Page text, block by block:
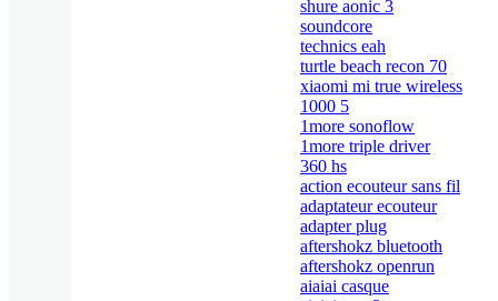
shure aonic 3
soundcore
technics eah
turtle beach recon 70
xiaomi mi true wireless
1000 5
1more sonoflow
1more triple driver
360 hs
action ecouteur sans fil
adaptateur ecouteur
adapter plug
aftershokz bluetooth
aftershokz openrun
aiaiai casque